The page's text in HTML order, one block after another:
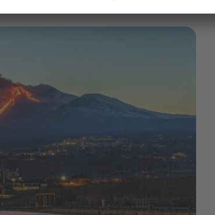
mint például a népszerű Isola Bella.